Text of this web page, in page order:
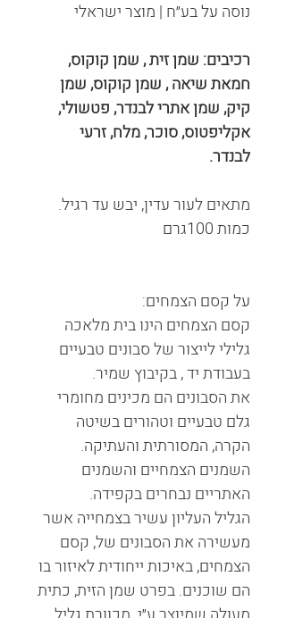
נוסה על בע״ח | מוצר ישראלי
רכיבים: שמן זית , שמן קוקוס,
חמאת שיאה , שמן קוקוס, שמן
קיק, שמן אתרי לבנדר, פטשולי,
אקליפטוס, סוכר, מלח, זרעי
לבנדר.
מתאים לעור עדין, יבש עד רגיל.
כמות 100גרם
על קסם הצמחים:
קסם הצמחים הינו בית מלאכה
גלילי לייצור של סבונים טבעיים
בעבודת יד , בקיבוץ שמיר.
את הסבונים הם מכינים מחומרי
גלם טבעיים וטהורים בשיטה
הקרה, המסורתית והעתיקה.
השמנים הצמחיים והשמנים
האתריים נבחרים בקפידה.
הגליל העליון עשיר בצמחייה אשר
מעשירה את הסבונים של, קסם
הצמחים, באיכות ייחודית לאיזור בו
הם שוכנים. בפרט שמן הזית, כתית